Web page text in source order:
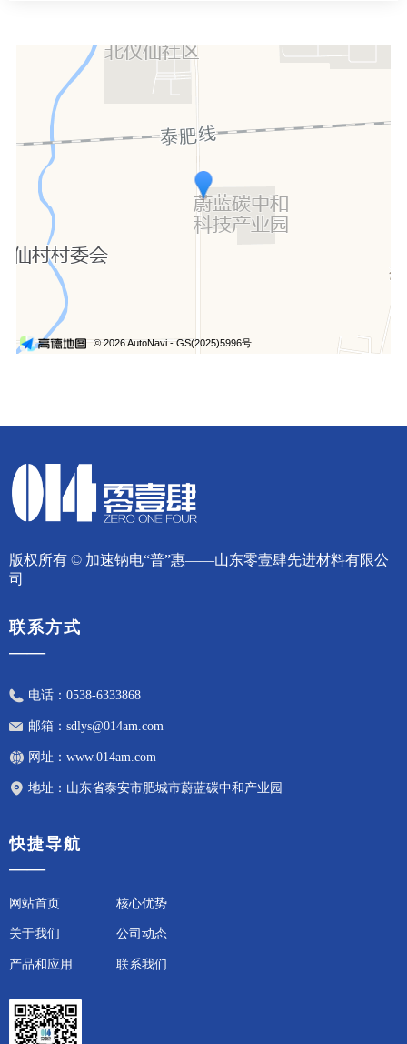
版权所有 © 加速钠电“普”惠——山东零壹肆先进材料有限公
司
联系方式
——
电话： 0538-6333868
邮箱： sdlys@014am.com
网址： www.014am.com
地址： 山东省泰安市肥城市蔚蓝碳中和产业园
快捷导航
——
网站首页
关于我们
产品和应用
核心优势
公司动态
联系我们